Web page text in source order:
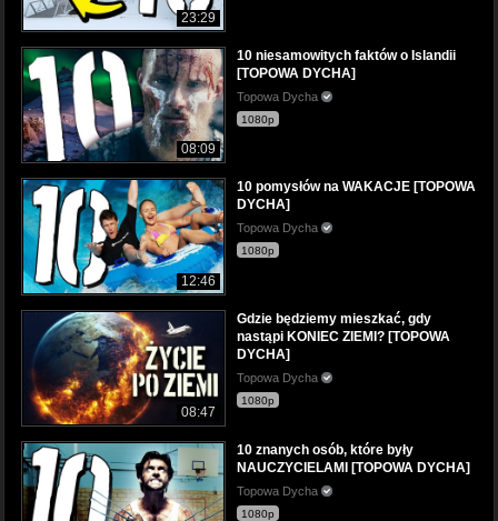
23:29
08:09
10 niesamowitych faktów o Islandii
[TOPOWA DYCHA]
Topowa Dycha
1080p
12:46
10 pomysłów na WAKACJE [TOPOWA
DYCHA]
Topowa Dycha
1080p
08:47
Gdzie będziemy mieszkać, gdy
nastąpi KONIEC ZIEMI? [TOPOWA
DYCHA]
Topowa Dycha
1080p
10 znanych osób, które były
NAUCZYCIELAMI [TOPOWA DYCHA]
Topowa Dycha
1080p